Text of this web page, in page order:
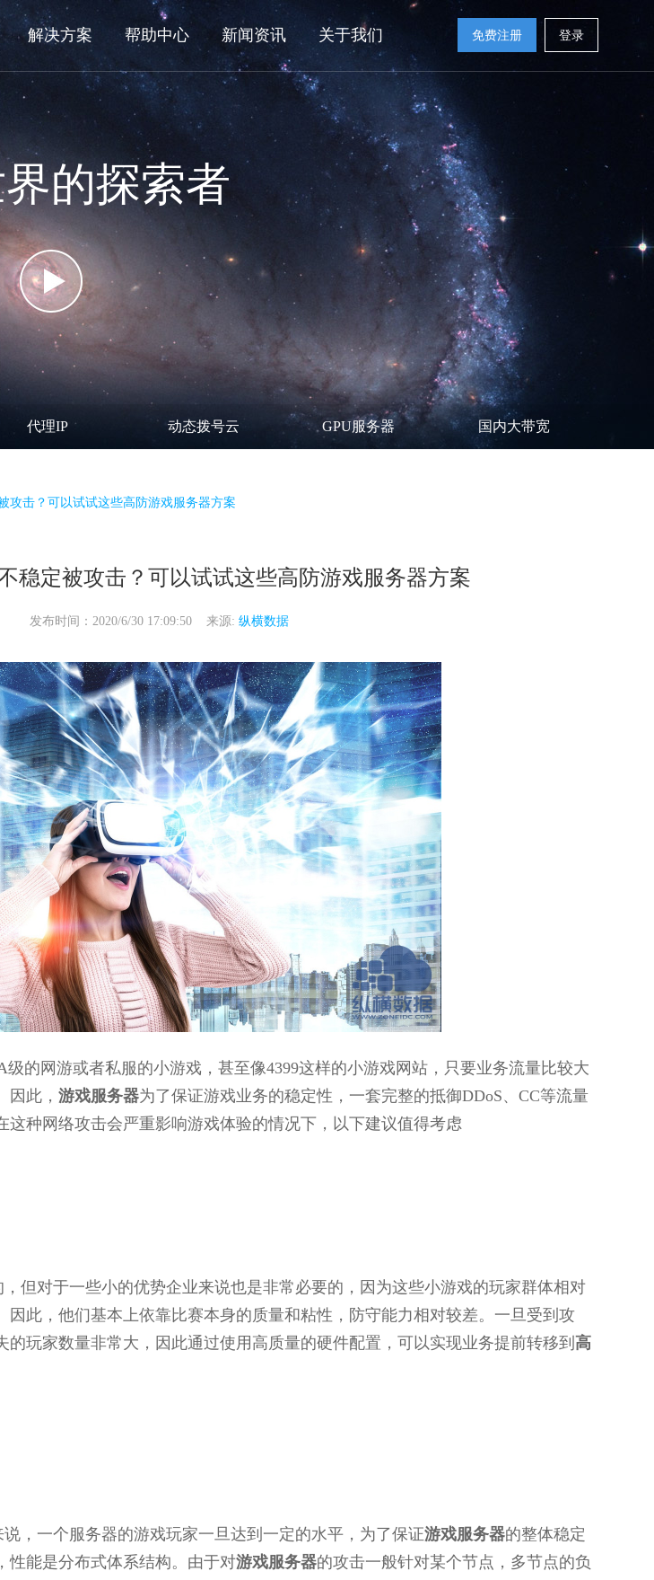
解决方案 帮助中心 新闻资讯 关于我们 免费注册 登录
的探索者
代理IP 动态拨号云 GPU服务器 国内大带宽
攻击？可以试试这些高防游戏服务器方案
稳定被攻击？可以试试这些高防游戏服务器方案
发布时间：2020/6/30 17:09:50 来源: 纵横数据
的网游或者私服的小游戏，甚至像4399这样的小游戏网站，只要业务流量比较大
此， 游戏服务器为了保证游戏业务的稳定性，一套完整的抵御DDoS、CC等流量
种网络攻击会严重影响游戏体验的情况下，以下建议值得考虑
但对于一些小的优势企业来说也是非常必要的，因为这些小游戏的玩家群体相对
因此，他们基本上依靠比赛本身的质量和粘性，防守能力相对较差。一旦受到攻
玩家数量非常大，因此通过使用高质量的硬件配置，可以实现业务提前转移到 高
，一个服务器的游戏玩家一旦达到一定的水平，为了保证游戏服务器的整体稳定
性能是分布式体系结构。由于对游戏服务器的攻击一般针对某个节点，多节点的负